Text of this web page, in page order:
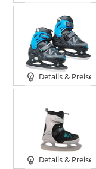
Details & Preise
Details & Preise